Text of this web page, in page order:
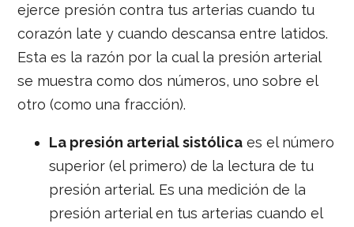
ejerce presión contra tus arterias cuando tu
corazón late y cuando descansa entre latidos.
Esta es la razón por la cual la presión arterial
se muestra como dos números, uno sobre el
otro (como una fracción).
La presión arterial sistólica es el número
superior (el primero) de la lectura de tu
presión arterial. Es una medición de la
presión arterial en tus arterias cuando el